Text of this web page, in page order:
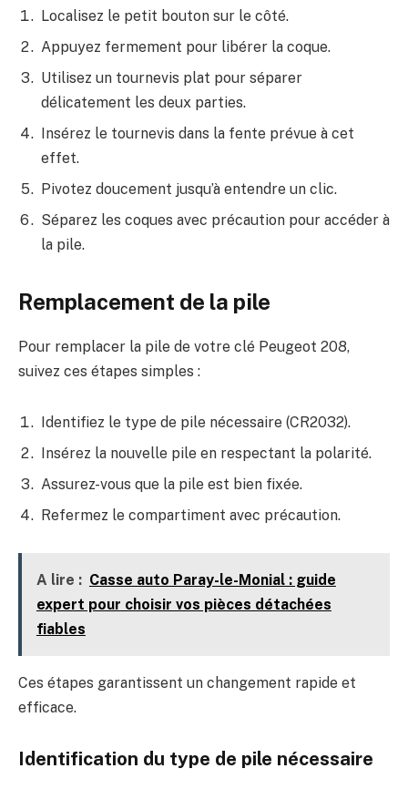
Localisez le petit bouton sur le côté.
Appuyez fermement pour libérer la coque.
Utilisez un tournevis plat pour séparer
délicatement les deux parties.
Insérez le tournevis dans la fente prévue à cet
effet.
Pivotez doucement jusqu’à entendre un clic.
Séparez les coques avec précaution pour accéder à
la pile.
Remplacement de la pile
Pour remplacer la pile de votre clé Peugeot 208,
suivez ces étapes simples :
Identifiez le type de pile nécessaire (CR2032).
Insérez la nouvelle pile en respectant la polarité.
Assurez-vous que la pile est bien fixée.
Refermez le compartiment avec précaution.
A lire : Casse auto Paray-le-Monial : guide
expert pour choisir vos pièces détachées
fiables
Ces étapes garantissent un changement rapide et
efficace.
Identification du type de pile nécessaire